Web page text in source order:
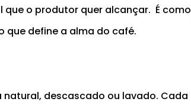
o produtor quer alcançar. É como
que define a alma do café.
descascado ou lavado. Cada